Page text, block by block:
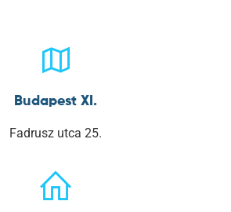
Budapest XI.
Fadrusz utca 25.